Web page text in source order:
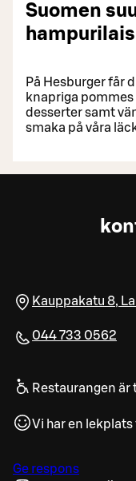
Suomen
På Hesburger får
knapriga
desserter samt
smaka på våra
Kauppakatu 8,
044 733 0562
Restaurangen är
Vi har en lekplats
Ge respons